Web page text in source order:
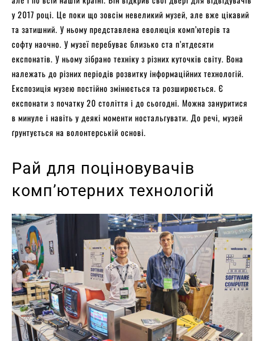
у 2017 році. Це поки що зовсім невеликий музей, але вже цікавий
та затишний. У ньому представлена еволюція комп’ютерів та
софту наочно. У музеї перебуває близько ста п’ятдесяти
експонатів. У ньому зібрано техніку з різних куточків світу. Вона
належать до різних періодів розвитку інформаційних технологій.
Експозиція музею постійно змінюється та розширюється. Є
експонати з початку 20 століття і до сьогодні. Можна зануритися
в минуле і навіть у деякі моменти ностальгувати. До речі, музей
ґрунтується на волонтерській основі.
Рай для поціновувачів
комп’ютерних технологій